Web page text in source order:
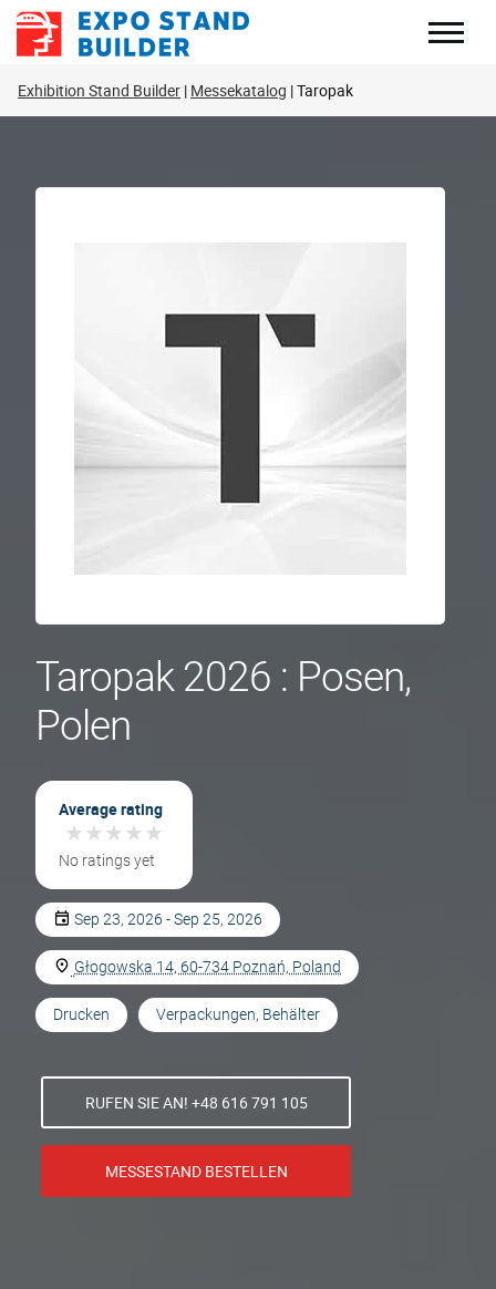
Zum
Inhalt
Exhibition Stand Builder Messekatalog Taropak
Taropak 2026 : Posen,
Polen
Average rating
★★★★★
★★★★★
No ratings yet
Sep 23, 2026 - Sep 25, 2026
Głogowska 14, 60-734 Poznań, Poland
Drucken Verpackungen, Behälter
RUFEN SIE AN! +48 616 791 105
MESSESTAND BESTELLEN